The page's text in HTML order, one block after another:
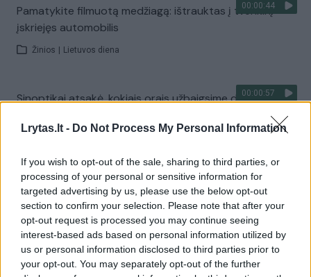
Lrytas.lt - Do Not Process My Personal Information
If you wish to opt-out of the sale, sharing to third parties, or
processing of your personal or sensitive information for
targeted advertising by us, please use the below opt-out
section to confirm your selection. Please note that after your
opt-out request is processed you may continue seeing
interest-based ads based on personal information utilized by
us or personal information disclosed to third parties prior to
your opt-out. You may separately opt-out of the further
00:00:44
Pamatykite filmuotą medžiagą: ištrauktas į tvenkinį
įskriejęs automobilis
Žinios Lietuvos diena
00:00:57
Sinoptikai atsakė, kokiais orais užbaigsime darbo
Visi įrašai
Žiūrimiausi įrašai